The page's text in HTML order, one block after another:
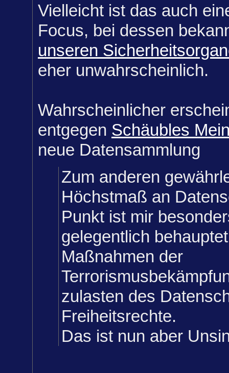
Vielleicht ist das auch
Focus, bei dessen
unseren
eher unwahrscheinlich.
Wahrscheinlicher
entgegen Schäubles
neue Datensammlung
Zum anderen
Höchstmaß an
Punkt ist mir
gelegentlich
Maßnahmen der
zulasten des
Freiheitsrechte.
Das ist nun aber